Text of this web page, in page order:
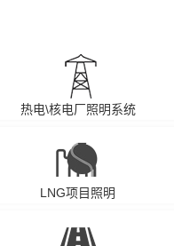
热电\核电厂照明系统
LNG项目照明